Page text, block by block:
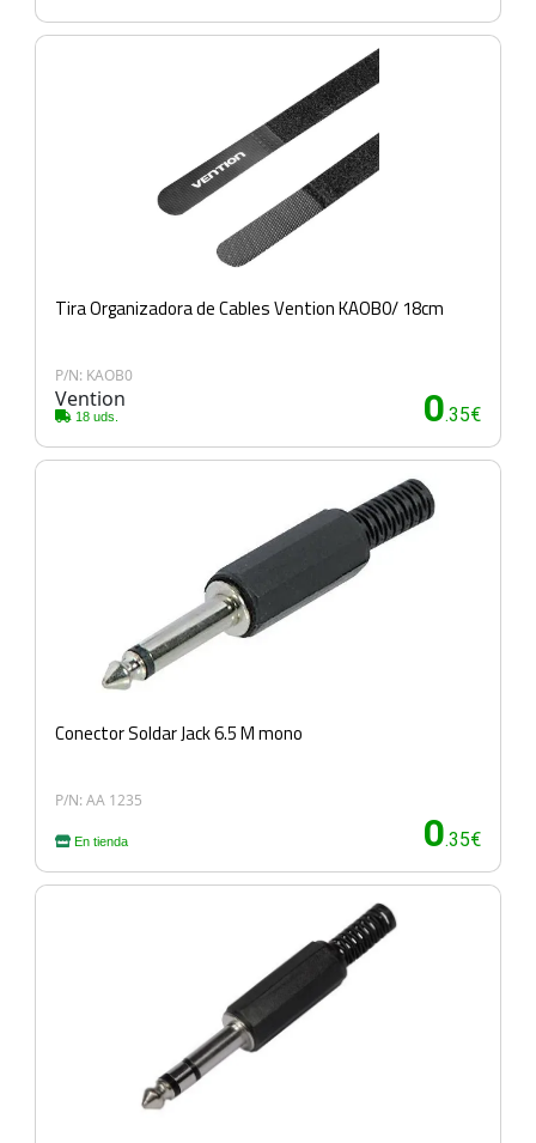
Tira Organizadora de Cables Vention KAOB0/ 18cm
P/N: KAOB0
Vention
18 uds. 0.35€
Conector Soldar Jack 6.5 M mono
P/N: AA 1235
En tienda 0.35€